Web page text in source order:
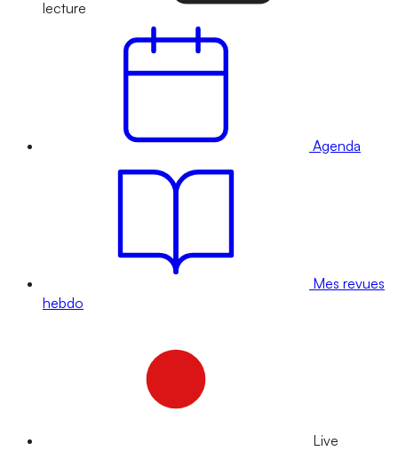
lecture
Agenda
Mes revues
hebdo
Live